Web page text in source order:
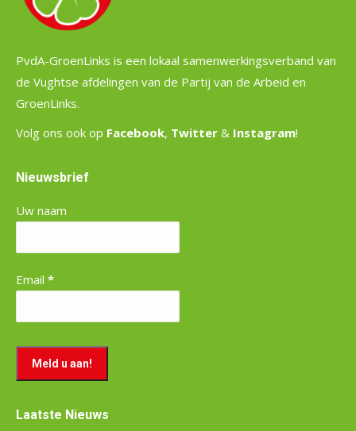
PvdA-GroenLinks is een lokaal samenwerkingsverband van
de Vughtse afdelingen van de Partij van de Arbeid en
GroenLinks.
Volg ons ook op Facebook, Twitter & Instagram!
Nieuwsbrief
Uw naam
Email *
Laatste Nieuws